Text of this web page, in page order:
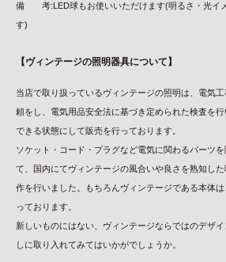
備 考:LED球もお使いいただけます(明るさ・光イ
す)
【ヴィンテージの照明器具について】
当店で取り扱っているヴィンテージの照明は、電気
頼をし、電気用品安全法に基づき定められた検査を
できる状態にして販売を行っております。
ソケット・コード・プラグなど電気に関わるパーツ
て、国内にてヴィンテージの風合いや良さを熟知し
作を行いました。もちろんヴィンテージである本体
っております。
新しいものにはない、ヴィンテージならではのデザ
しに取り入れてみてはいかがでしょうか。